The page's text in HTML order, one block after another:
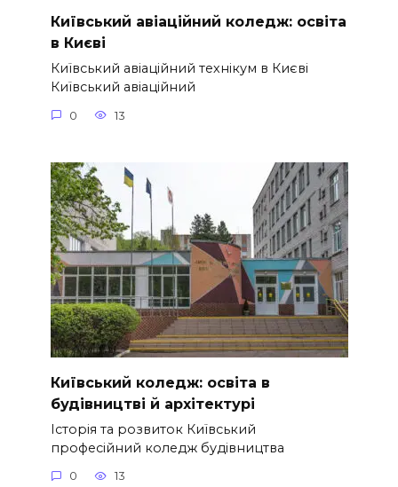
Київський авіаційний коледж: освіта
в Києві
Київський авіаційний технікум в Києві
Київський авіаційний
0 13
Київський коледж: освіта в
будівництві й архітектурі
Історія та розвиток Київський
професійний коледж будівництва
0 13